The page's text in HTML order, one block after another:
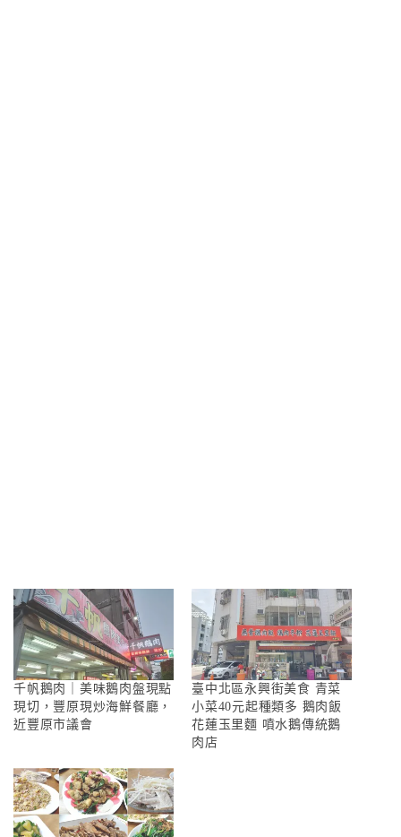
千帆鵝肉｜美味鵝肉盤現點
現切，豐原現炒海鮮餐廳，
近豐原市議會
臺中北區永興街美食 青菜
小菜40元起種類多 鵝肉飯
花蓮玉里麵 噴水鵝傳統鵝
肉店